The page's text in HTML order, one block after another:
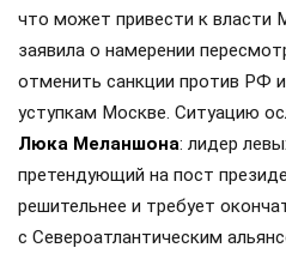
что может привести к власти
заявила о намерении
отменить санкции против РФ
уступкам Москве. Ситуацию
Люка Меланшона: лидер
претендующий на пост
решительнее и требует
с Североатлантическим